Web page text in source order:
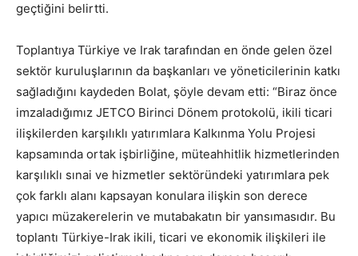
geçtiğini belirtti.
Toplantıya Türkiye ve Irak tarafından en önde gelen özel
sektör kuruluşlarının da başkanları ve yöneticilerinin katkı
sağladığını kaydeden Bolat, şöyle devam etti: “Biraz önce
imzaladığımız JETCO Birinci Dönem protokolü, ikili ticari
ilişkilerden karşılıklı yatırımlara Kalkınma Yolu Projesi
kapsamında ortak işbirliğine, müteahhitlik hizmetlerinden
karşılıklı sınai ve hizmetler sektöründeki yatırımlara pek
çok farklı alanı kapsayan konulara ilişkin son derece
yapıcı müzakerelerin ve mutabakatın bir yansımasıdır. Bu
toplantı Türkiye-Irak ikili, ticari ve ekonomik ilişkileri ile